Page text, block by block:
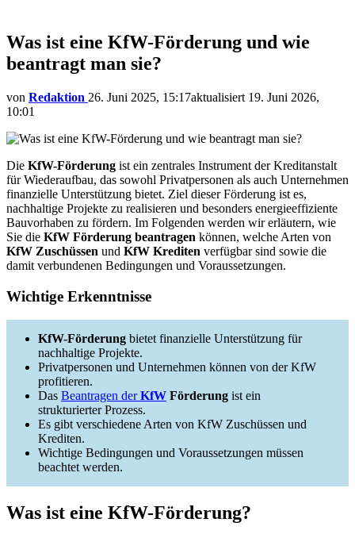
Was ist eine KfW-Förderung und wie
beantragt man sie?
von Redaktion 26. Juni 2025, 15:17aktualisiert 19. Juni 2026,
10:01
Die KfW-Förderung ist ein zentrales Instrument der Kreditanstalt
für Wiederaufbau, das sowohl Privatpersonen als auch Unternehmen
finanzielle Unterstützung bietet. Ziel dieser Förderung ist es,
nachhaltige Projekte zu realisieren und besonders energieeffiziente
Bauvorhaben zu fördern. Im Folgenden werden wir erläutern, wie
Sie die KfW Förderung beantragen können, welche Arten von
KfW Zuschüssen und KfW Krediten verfügbar sind sowie die
damit verbundenen Bedingungen und Voraussetzungen.
Wichtige Erkenntnisse
KfW-Förderung bietet finanzielle Unterstützung für
nachhaltige Projekte.
Privatpersonen und Unternehmen können von der KfW
profitieren.
Das Beantragen derKfW Förderung ist ein
strukturierter Prozess.
Es gibt verschiedene Arten von KfW Zuschüssen und
Krediten.
Wichtige Bedingungen und Voraussetzungen müssen
beachtet werden.
Was ist eine KfW-Förderung?